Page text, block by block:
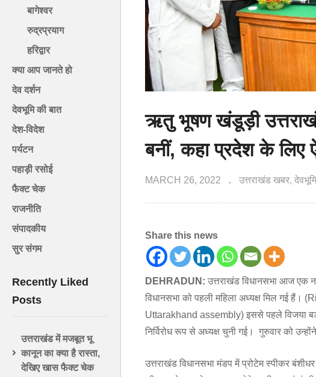
बागेश्वर
रुद्रप्रयाग
हरिद्वार
क्या आप जानते हो
देव दर्शन
देवभूमि की बात
देश-विदेश
पर्यटन
पहाड़ी रसोई
फैक्ट चेक
राजनीति
संपादकीय
सुर संगम
Recently Liked
Posts
उत्तराखंड में मजबूत भू
कानून का क्या है रास्ता,
देखिए खास फैक्ट चेक
ऋतु भूषण खंडूड़ी
बनीं, कहा प्रदेश के लिए
MARCH 26, 2022 उत्तराखंड खबर
Share this news
DEHRADUN: उत्तराखंड विधानसभा आज एक
विधानसभा को पहली महिला अध्यक्ष मिल गई
Uttarakhand assembly) इससे पहले विजया
निर्विरोध रूप से अध्यक्ष चुनी गई। गुरुवार को
उत्तराखंड विधानसभा मंडप में प्रोटेम स्पीकर